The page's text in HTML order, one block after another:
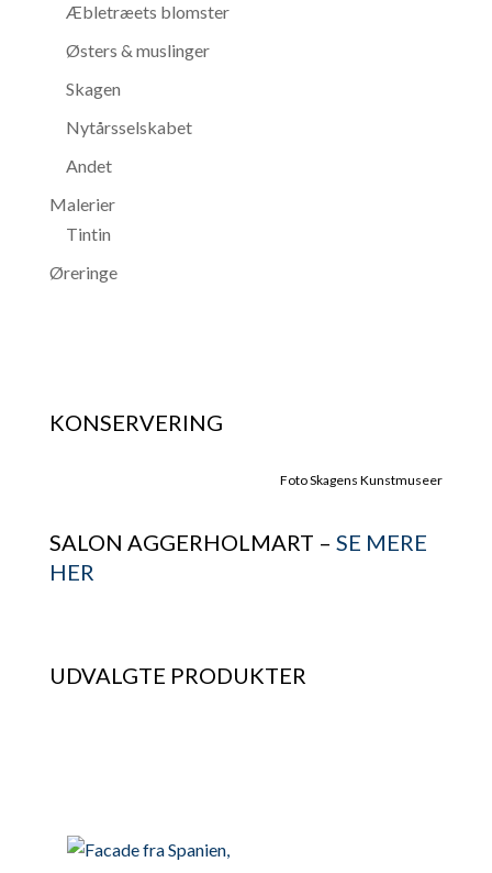
Æbletræets blomster
Østers & muslinger
Skagen
Nytårsselskabet
Andet
Malerier
Tintin
Øreringe
KONSERVERING
Foto Skagens Kunstmuseer
SALON AGGERHOLMART – SE MERE
HER
UDVALGTE PRODUKTER